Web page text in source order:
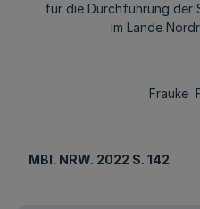
für die Durchführung der
im Lande
Frauke
MBl. NRW. 2022 S. 142.